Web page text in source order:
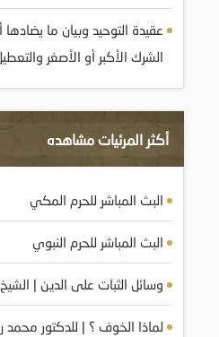
عقيدة التوحيد وبيان ما
الشرك الأكبر أو الأصغر
أكثر المرئيات مشاهده
البث المباشر للحرم المكي
البث المباشر للحرم النبوي
وسائل الثبات على الدين | الشيخ
لماذا الخوف ؟ | للدكتور محمد